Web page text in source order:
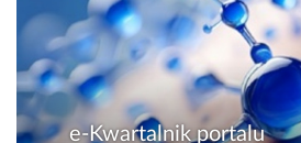
e-Kwartalnik portalu